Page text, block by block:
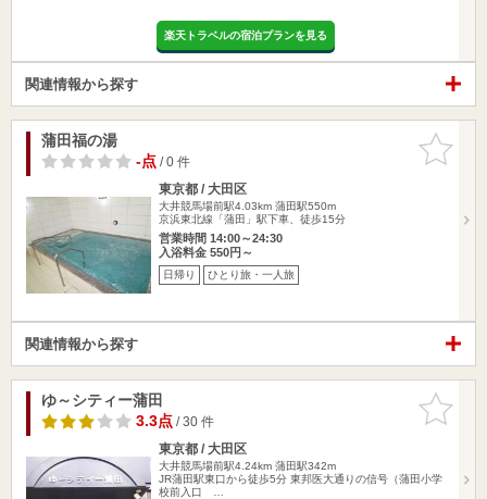
楽天トラベルの宿泊プランを見る
関連情報から探す
お気に入
りに追加
蒲田福の湯
-点/ 0 件
東京都 / 大田区
大井競馬場前駅4.03km 蒲田駅550m
京浜東北線「蒲田」駅下車、徒歩15分
営業時間 14:00～24:30
入浴料金 550円～
日帰り ひとり旅・一人旅
関連情報から探す
お気に入
りに追加
ゆ～シティー蒲田
3.3点/ 30 件
東京都 / 大田区
大井競馬場前駅4.24km 蒲田駅342m
JR蒲田駅東口から徒歩5分 東邦医大通りの信号（蒲田小学
校前入口 …